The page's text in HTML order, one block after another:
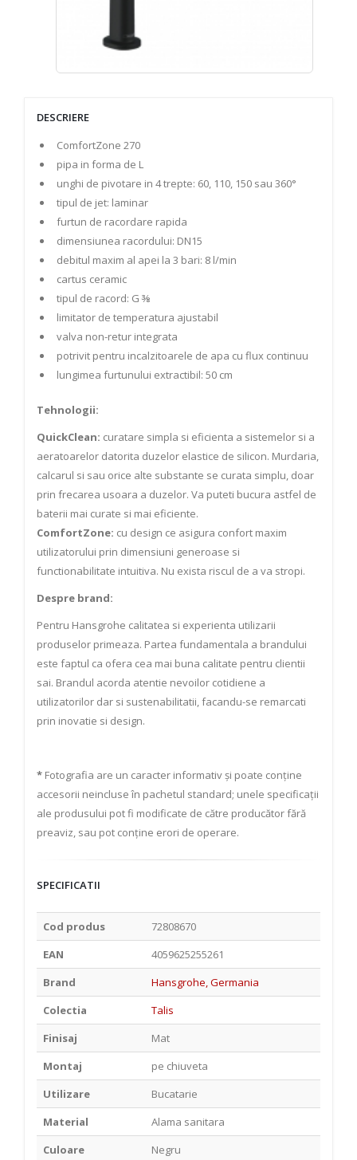
DESCRIERE
ComfortZone 270
pipa in forma de L
unghi de pivotare in 4 trepte: 60, 110, 150 sau 360°
tipul de jet: laminar
furtun de racordare rapida
dimensiunea racordului: DN15
debitul maxim al apei la 3 bari: 8 l/min
cartus ceramic
tipul de racord: G ⅜
limitator de temperatura ajustabil
valva non-retur integrata
potrivit pentru incalzitoarele de apa cu flux continuu
lungimea furtunului extractibil: 50 cm
Tehnologii:
QuickClean: curatare simpla si eficienta a sistemelor si a
aeratoarelor datorita duzelor elastice de silicon. Murdaria,
calcarul si sau orice alte substante se curata simplu, doar
prin frecarea usoara a duzelor. Va puteti bucura astfel de
baterii mai curate si mai eficiente.
ComfortZone: cu design ce asigura confort maxim
utilizatorului prin dimensiuni generoase si
functionabilitate intuitiva. Nu exista riscul de a va stropi.
Despre brand:
Pentru Hansgrohe calitatea si experienta utilizarii
produselor primeaza. Partea fundamentala a brandului
este faptul ca ofera cea mai buna calitate pentru clientii
sai. Brandul acorda atentie nevoilor cotidiene a
utilizatorilor dar si sustenabilitatii, facandu-se remarcati
prin inovatie si design.
* Fotografia are un caracter informativ și poate conține
accesorii neincluse în pachetul standard; unele specificații
ale produsului pot fi modificate de către producător fără
preaviz, sau pot conține erori de operare.
SPECIFICATII
Cod produs
72808670
EAN
4059625255261
Brand
Hansgrohe, Germania
Colectia
Talis
Finisaj
Mat
Montaj
pe chiuveta
Utilizare
Bucatarie
Material
Alama sanitara
Culoare
Negru